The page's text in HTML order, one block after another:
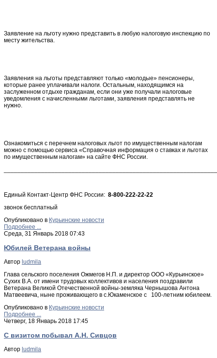
Заявление на льготу нужно представить в любую налоговую инспекцию по
месту жительства.
Заявления на льготы представляют только «молодые» пенсионеры,
которые ранее уплачивали налоги. Остальным, находящимся на
заслуженном отдыхе гражданам, если они уже получали налоговые
уведомления с начисленными льготами, заявления представлять не
нужно.
Ознакомиться с перечнем налоговых льгот по имущественным налогам
можно с помощью сервиса «Справочная информация о ставках и льготах
по имущественным налогам» на сайте ФНС России.
Единый Контакт-Центр ФНС России: 8-800-222-22-22
звонок бесплатный
Опубликовано в Курьинские новости
Подробнее ...
Среда, 31 Январь 2018 07:43
Юбилей Ветерана войны
Автор ludmila
Глава сельского поселения Ожмегов Н.П. и директор ООО «Курьинское»
Сухих В.А. от имени трудовых коллективов и населения поздравили
Ветерана Великой Отечественной войны-земляка Чернышова Антона
Матвеевича, ныне проживающего в с.Юкаменское с 100-летним юбилеем.
Опубликовано в Курьинские новости
Подробнее ...
Четверг, 18 Январь 2018 17:45
С визитом побывал А.Н. Сивцов
Автор ludmila